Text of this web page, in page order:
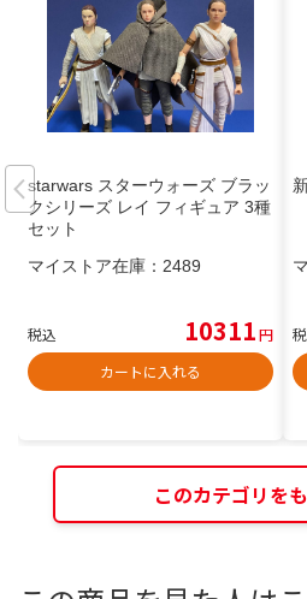
starwars スターウォーズ ブラッ
クシリーズ レイ フィギュア 3種
セット
マイストア在庫： 2489
税込 10311円
カートに入れる
このカテゴリを